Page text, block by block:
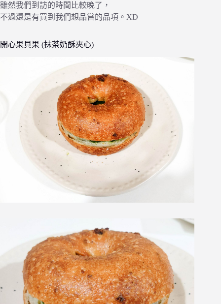
雖然我們到訪的時間比較晚了，
不過還是有買到我們想品嘗的品項。XD
開心果貝果 (抹茶奶酥夾心)